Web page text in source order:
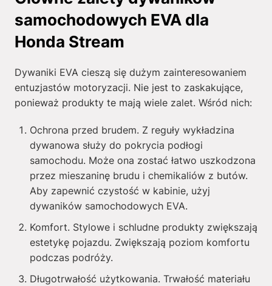
samochodowych EVA dla
Honda Stream
Dywaniki EVA cieszą się dużym zainteresowaniem
entuzjastów motoryzacji. Nie jest to zaskakujące,
ponieważ produkty te mają wiele zalet. Wśród nich:
Ochrona przed brudem. Z reguły wykładzina
dywanowa służy do pokrycia podłogi
samochodu. Może ona zostać łatwo uszkodzona
przez mieszaninę brudu i chemikaliów z butów.
Aby zapewnić czystość w kabinie, użyj
dywaników samochodowych EVA.
Komfort. Stylowe i schludne produkty zwiększają
estetykę pojazdu. Zwiększają poziom komfortu
podczas podróży.
Długotrwałość użytkowania. Trwałość materiału